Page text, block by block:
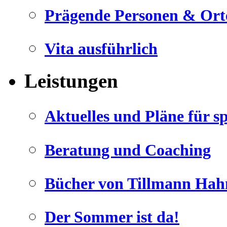
Geheimnisse, die
Ein Potpourrie professioneller Rezepte.
Für Liebhaber der einfachen und
Prägende Personen &
Vita ausführlich
Leistungen
Aktuelles und Pläne für
Beratung und Coaching
Bücher von Tillmann
Der Sommer ist da!